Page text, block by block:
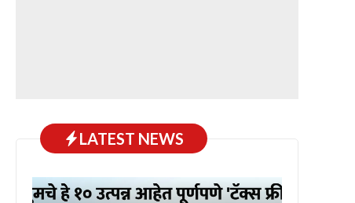
LATEST NEWS